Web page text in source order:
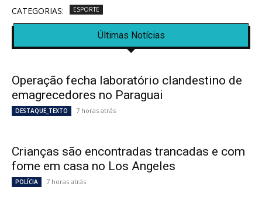
CATEGORIAS: ESPORTE
Últimas Notícias
Operação fecha laboratório clandestino de
emagrecedores no Paraguai
DESTAQUE_TEXTO 7 horas atrás
Crianças são encontradas trancadas e com
fome em casa no Los Angeles
POLÍCIA 7 horas atrás